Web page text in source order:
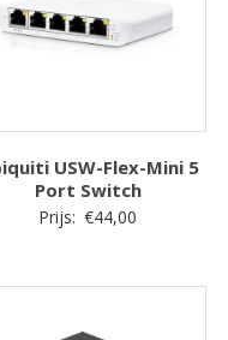
USW-Flex-Mini 5
Port Switch
Prijs: €44,00